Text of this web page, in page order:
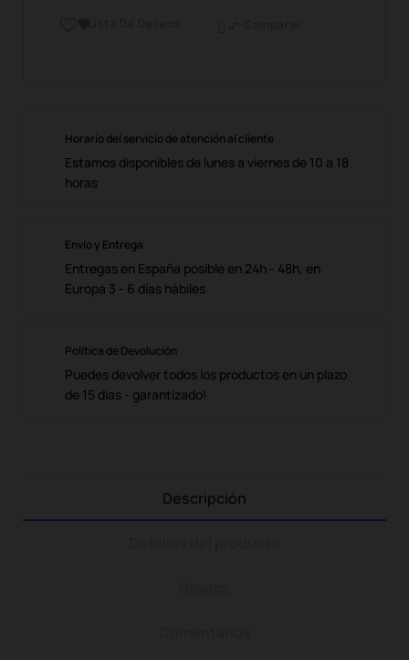
Horario del servicio de atención al cliente
Estamos disponibles de lunes a viernes de 10 a 18
horas
Envío y Entrega
Entregas en España posible en 24h - 48h, en
Europa 3 - 6 días hábiles
Política de Devolución
Puedes devolver todos los productos en un plazo
de 15 días - garantizado!
Descripción